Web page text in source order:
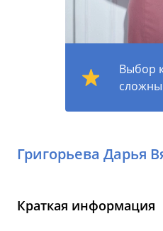
Выбор
Григорьева Дарья
Краткая информация